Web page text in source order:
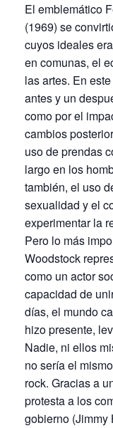
El emblemático
(1969) se
cuyos ideales
en comunas, el
las artes. En
antes y un
como por el
cambios
uso de prendas
largo en los
también, el uso
sexualidad y el
experimentar la
Pero lo más
Woodstock
como un actor
capacidad de
días, el mundo
hizo presente,
Nadie, ni ellos
no sería el
rock. Gracias a
protesta a los
gobierno (Jimmy